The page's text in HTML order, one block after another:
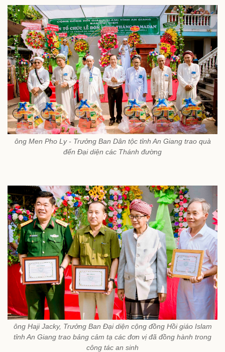
ông Men Pho Ly - Trưởng Ban Dân tộc tỉnh An Giang trao quà
đến Đại diện các Thánh đường
ông Haji Jacky, Trưởng Ban Đại diện cộng đồng Hồi giáo Islam
tỉnh An Giang trao bảng cảm tạ các đơn vị đã đồng hành trong
công tác an sinh